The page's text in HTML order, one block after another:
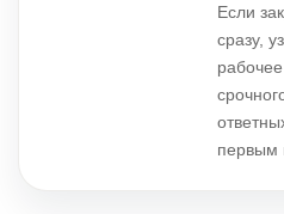
Если
сразу,
первым